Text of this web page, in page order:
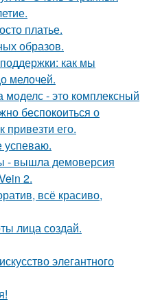
платье.
образов.
как мы
мелочей.
- это комплексный
беспокоиться о
привезти его.
успеваю.
- вышла демоверсия
2.
всё красиво,
лица создай.
элегантного